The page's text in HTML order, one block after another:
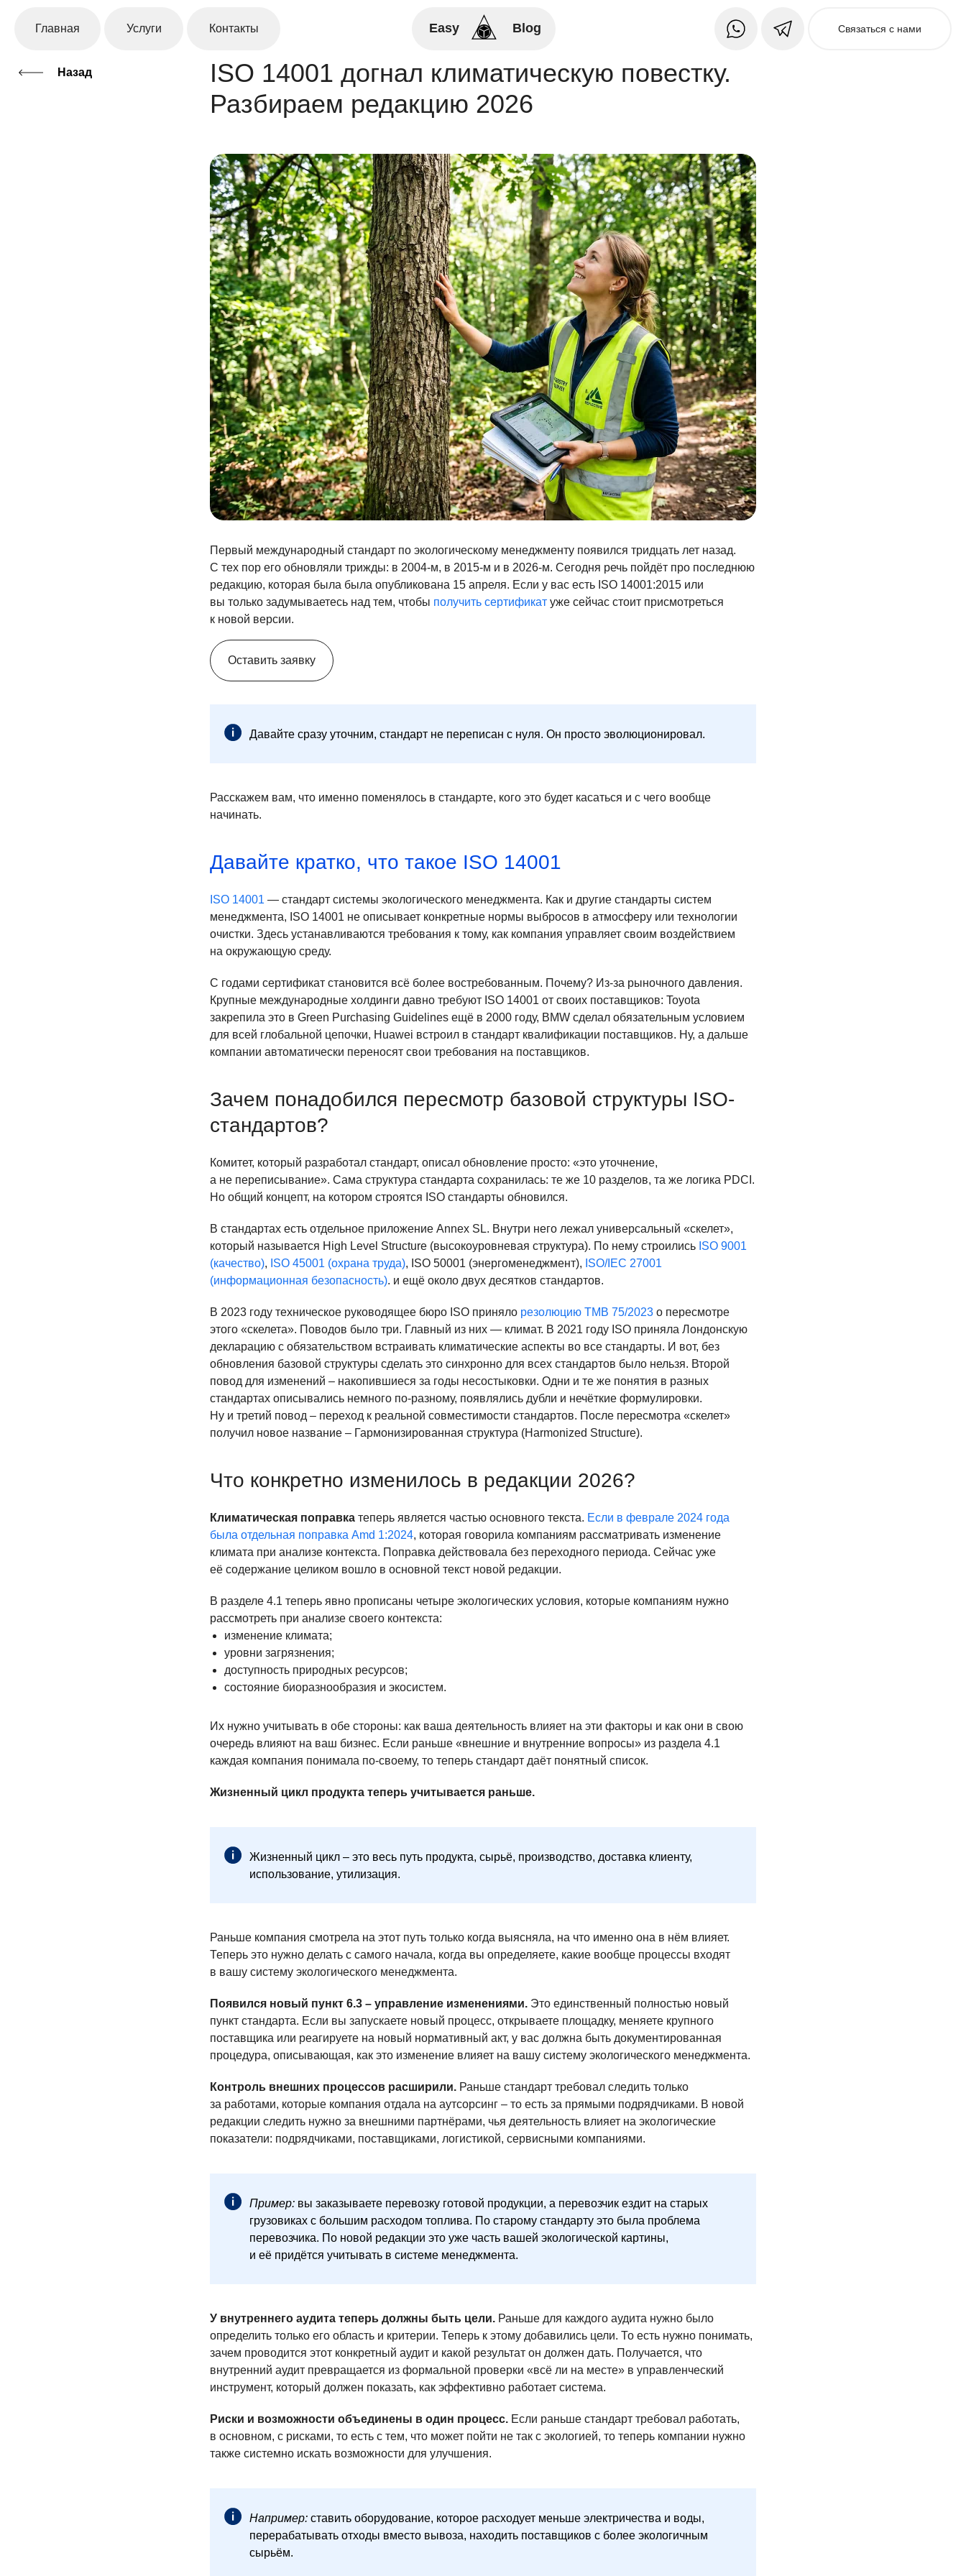
Blog
Easy Связаться с нами
Контакты
Услуги
Главная
Назад
ISO 14001 догнал климатическую повестку.
Разбираем редакцию 2026
Первый международный стандарт по экологическому менеджменту появился тридцать лет назад.
С тех пор его обновляли трижды: в 2004-м, в 2015-м и в 2026-м. Сегодня речь пойдёт про последнюю
редакцию, которая была была опубликована 15 апреля. Если у вас есть ISO 14001:2015 или
вы только задумываетесь над тем, чтобы получить сертификат уже сейчас стоит присмотреться
к новой версии.
Оставить заявку
Давайте сразу уточним, стандарт не переписан с нуля. Он просто эволюционировал.
Расскажем вам, что именно поменялось в стандарте, кого это будет касаться и с чего вообще
начинать.
Давайте кратко, что такое ISO 14001
ISO 14001 — стандарт системы экологического менеджмента. Как и другие стандарты систем
менеджмента, ISO 14001 не описывает конкретные нормы выбросов в атмосферу или технологии
очистки. Здесь устанавливаются требования к тому, как компания управляет своим воздействием
на окружающую среду.
С годами сертификат становится всё более востребованным. Почему? Из-за рыночного давления.
Крупные международные холдинги давно требуют ISO 14001 от своих поставщиков: Toyota
закрепила это в Green Purchasing Guidelines ещё в 2000 году, BMW сделал обязательным условием
для всей глобальной цепочки, Huawei встроил в стандарт квалификации поставщиков. Ну, а дальше
компании автоматически переносят свои требования на поставщиков.
Зачем понадобился пересмотр базовой структуры ISO-
стандартов?
Комитет, который разработал стандарт, описал обновление просто: «это уточнение,
а не переписывание». Сама структура стандарта сохранилась: те же 10 разделов, та же логика PDCI.
Но общий концепт, на котором строятся ISO стандарты обновился.
В стандартах есть отдельное приложение Annex SL. Внутри него лежал универсальный «скелет»,
который называется High Level Structure (высокоуровневая структура). По нему строились ISO 9001
(качество), ISO 45001 (охрана труда), ISO 50001 (энергоменеджмент), ISO/IEC 27001
(информационная безопасность). и ещё около двух десятков стандартов.
В 2023 году техническое руководящее бюро ISO приняло резолюцию TMB 75/2023 о пересмотре
этого «скелета». Поводов было три. Главный из них — климат. В 2021 году ISO приняла Лондонскую
декларацию с обязательством встраивать климатические аспекты во все стандарты. И вот, без
обновления базовой структуры сделать это синхронно для всех стандартов было нельзя. Второй
повод для изменений – накопившиеся за годы несостыковки. Одни и те же понятия в разных
стандартах описывались немного по-разному, появлялись дубли и нечёткие формулировки.
Ну и третий повод – переход к реальной совместимости стандартов. После пересмотра «скелет»
получил новое название – Гармонизированная структура (Harmonized Structure).
Что конкретно изменилось в редакции 2026?
Климатическая поправка теперь является частью основного текста. Если в феврале 2024 года
была отдельная поправка Amd 1:2024, которая говорила компаниям рассматривать изменение
климата при анализе контекста. Поправка действовала без переходного периода. Сейчас уже
её содержание целиком вошло в основной текст новой редакции.
В разделе 4.1 теперь явно прописаны четыре экологических условия, которые компаниям нужно
рассмотреть при анализе своего контекста:
изменение климата;
уровни загрязнения;
доступность природных ресурсов;
состояние биоразнообразия и экосистем.
Их нужно учитывать в обе стороны: как ваша деятельность влияет на эти факторы и как они в свою
очередь влияют на ваш бизнес. Если раньше «внешние и внутренние вопросы» из раздела 4.1
каждая компания понимала по-своему, то теперь стандарт даёт понятный список.
Жизненный цикл продукта теперь учитывается раньше.
Жизненный цикл – это весь путь продукта, сырьё, производство, доставка клиенту,
использование, утилизация.
Раньше компания смотрела на этот путь только когда выясняла, на что именно она в нём влияет.
Теперь это нужно делать с самого начала, когда вы определяете, какие вообще процессы входят
в вашу систему экологического менеджмента.
Появился новый пункт 6.3 – управление изменениями. Это единственный полностью новый
пункт стандарта. Если вы запускаете новый процесс, открываете площадку, меняете крупного
поставщика или реагируете на новый нормативный акт, у вас должна быть документированная
процедура, описывающая, как это изменение влияет на вашу систему экологического менеджмента.
Контроль внешних процессов расширили. Раньше стандарт требовал следить только
за работами, которые компания отдала на аутсорсинг – то есть за прямыми подрядчиками. В новой
редакции следить нужно за внешними партнёрами, чья деятельность влияет на экологические
показатели: подрядчиками, поставщиками, логистикой, сервисными компаниями.
Пример: вы заказываете перевозку готовой продукции, а перевозчик ездит на старых
грузовиках с большим расходом топлива. По старому стандарту это была проблема
перевозчика. По новой редакции это уже часть вашей экологической картины,
и её придётся учитывать в системе менеджмента.
У внутреннего аудита теперь должны быть цели. Раньше для каждого аудита нужно было
определить только его область и критерии. Теперь к этому добавились цели. То есть нужно понимать,
зачем проводится этот конкретный аудит и какой результат он должен дать. Получается, что
внутренний аудит превращается из формальной проверки «всё ли на месте» в управленческий
инструмент, который должен показать, как эффективно работает система.
Риски и возможности объединены в один процесс. Если раньше стандарт требовал работать,
в основном, с рисками, то есть с тем, что может пойти не так с экологией, то теперь компании нужно
также системно искать возможности для улучшения.
Например: ставить оборудование, которое расходует меньше электричества и воды,
перерабатывать отходы вместо вывоза, находить поставщиков с более экологичным
сырьём.